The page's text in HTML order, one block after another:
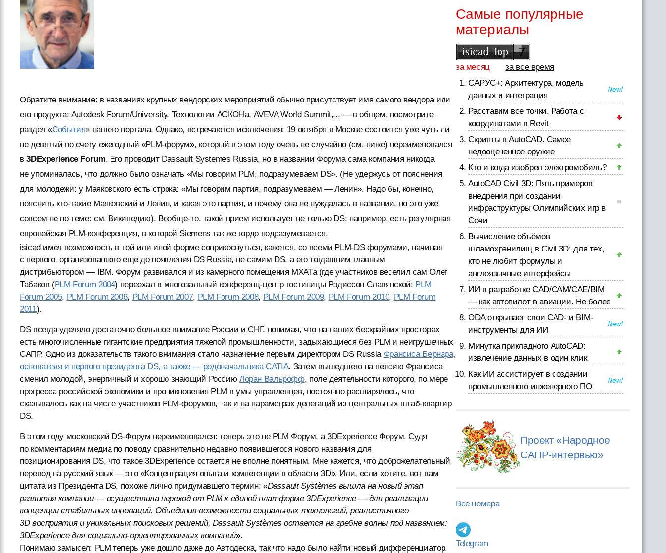
Обратите внимание: в названиях крупных вендорских мероприятий обычно присутствует имя самого вендора или
его продукта: Autodesk Forum/University, Технологии АСКОНа, AVEVA World Summit,... — в общем, посмотрите
раздел «События» нашего портала. Однако, встречаются исключения: 19 октября в Москве состоится уже чуть ли
не девятый по счету ежегодный «PLM-форум», который в этом году очень не случайно (см. ниже) переименовался
в3DExperience Forum. Его проводит Dassault Systemes Russia, но в названии Форума сама компания никогда
не упоминалась, что должно было означать «Мы говорим PLM, подразумеваем DS». (Не удержусь от пояснения
для молодежи: у Маяковского есть строка: «Мы говорим партия, подразумеваем — Ленин». Надо бы, конечно,
пояснить кто-такие Маяковский и Ленин, и какая это партия, и почему она не нуждалась в названии, но это уже
совсем не по теме: см. Википедию). Вообще-то, такой прием использует не только DS: например, есть регулярная
европейская PLM-конференция, в которой Siemens так же гордо подразумевается.
isicad имел возможность в той или иной форме соприкоснуться, кажется, со всеми PLM-DS форумами, начиная
с первого, организованного еще до появления DS Russia, не самим DS, а его тогдашним главным
дистрибьютором — IBM. Форум развивался и из камерного помещения МХАТа (где участников веселил сам Олег
Табаков (PLM Forum 2004) переехал в многозальный конференц-центр гостиницы Рэдиссон Славянской: PLM
Forum 2005, PLM Forum 2006, PLM Forum 2007, PLM Forum 2008, PLM Forum 2009, PLM Forum 2010, PLM Forum
2011).
DS всегда уделяло достаточно большое внимание России и СНГ, понимая, что на наших бескрайних просторах
есть многочисленные гигантские предприятия тяжелой промышленности, задыхающиеся без PLM и неигрушечных
САПР. Одно из доказательств такого внимания стало назначение первым директором DS Russia Франсиса Бернара,
основателя и первого президента DS, а также — родоначальника CATIA. Затем вышедшего на пенсию Франсиса
сменил молодой, энергичный и хорошо знающий Россию Лоран Вальрофф, поле деятельности которого, по мере
прогресса российской экономики и проникновения PLM в умы управленцев, постоянно расширялось, что
сказывалось как на числе участников PLM-форумов, так и на параметрах делегаций из центральных штаб-квартир
DS.
В этом году московский DS-Форум переименовался: теперь это не PLM Форум, а 3DExperience Форум. Судя
по комментариям медиа по поводу сравнительно недавно появившегося нового названия для
позиционирования DS, что такое 3DExperience остается не вполне понятным. Мне кажется, что доброжелательный
перевод на русский язык — это «Концентрация опыта и компетенции в области 3D». Или, если хотите, вот вам
цитата из Президента DS, похоже лично придумавшего термин: «Dassault Systèmes вышла на новый этап
развития компании — осуществила переход от PLM к единой платформе 3DExperience — для реализации
концепции стабильных инноваций. Объединив возможности социальных технологий, реалистичного
3D восприятия и уникальных поисковых решений, Dassault Systèmes остается на гребне волны под названием:
3DExperience для социально-ориентированных компаний».
Понимаю замысел: PLM теперь уже дошло даже до Автодеска, так что надо было найти новый дифференциатор.
Самые популярные
материалы
за месяц
за все время
САРУС+: Архитектура, модель
данных и интеграция
Расставим все точки. Работа с
координатами в Revit
Скрипты в AutoCAD. Самое
недооцененное оружие
Кто и когда изобрел электромобиль?
AutoCAD Civil 3D: Пять примеров
внедрения при создании
инфраструктуры Олимпийских игр в
Сочи
Вычисление объёмов
шламохранилищ в Civil 3D: для тех,
кто не любит формулы и
англоязычные интерфейсы
ИИ в разработке CAD/CAM/CAE/BIM
— как автопилот в авиации. Не более
ODA открывает свои CAD- и BIM-
инструменты для ИИ
Минутка прикладного AutoCAD:
извлечение данных в один клик
Как ИИ ассистирует в создании
промышленного инженерного ПО
Проект «Народное
САПР-интервью»
Все номера
Telegram